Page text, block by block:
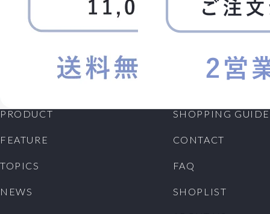
PRODUCT
FEATURE
TOPICS
NEWS
SHOPPING GUIDE
CONTACT
FAQ
SHOPLIST